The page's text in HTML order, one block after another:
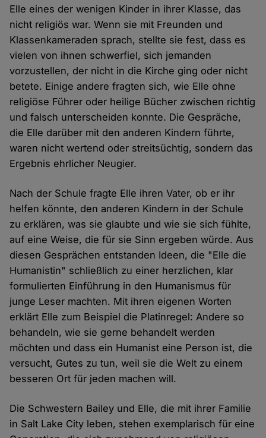
Elle eines der wenigen Kinder in ihrer Klasse, das
nicht religiös war. Wenn sie mit Freunden und
Klassenkameraden sprach, stellte sie fest, dass es
vielen von ihnen schwerfiel, sich jemanden
vorzustellen, der nicht in die Kirche ging oder nicht
betete. Einige andere fragten sich, wie Elle ohne
religiöse Führer oder heilige Bücher zwischen richtig
und falsch unterscheiden konnte. Die Gespräche,
die Elle darüber mit den anderen Kindern führte,
waren nicht wertend oder streitsüchtig, sondern das
Ergebnis ehrlicher Neugier.
Nach der Schule fragte Elle ihren Vater, ob er ihr
helfen könnte, den anderen Kindern in der Schule
zu erklären, was sie glaubte und wie sie sich fühlte,
auf eine Weise, die für sie Sinn ergeben würde. Aus
diesen Gesprächen entstanden Ideen, die "Elle die
Humanistin" schließlich zu einer herzlichen, klar
formulierten Einführung in den Humanismus für
junge Leser machten. Mit ihren eigenen Worten
erklärt Elle zum Beispiel die Platinregel: Andere so
behandeln, wie sie gerne behandelt werden
möchten und dass ein Humanist eine Person ist, die
versucht, Gutes zu tun, weil sie die Welt zu einem
besseren Ort für jeden machen will.
Die Schwestern Bailey und Elle, die mit ihrer Familie
in Salt Lake City leben, stehen exemplarisch für eine